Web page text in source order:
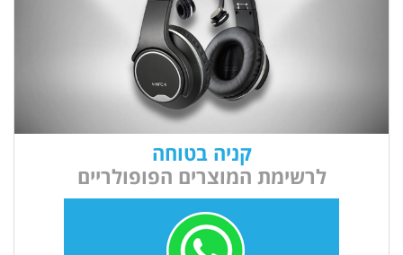
קניה בטוחה
לרשימת המוצרים הפופולריים